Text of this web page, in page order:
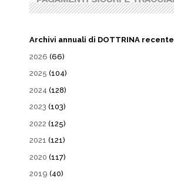
Archivi annuali di DOTTRINA recente
2026 (66)
2025 (104)
2024 (128)
2023 (103)
2022 (125)
2021 (121)
2020 (117)
2019 (40)